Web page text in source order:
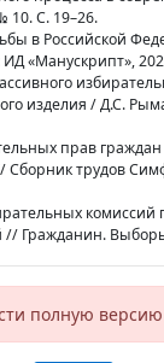
10. С. 19–26.
в Российской
«Манускрипт»,
изделия / Д.С.
прав
трудов
Гражданин.
полную версию